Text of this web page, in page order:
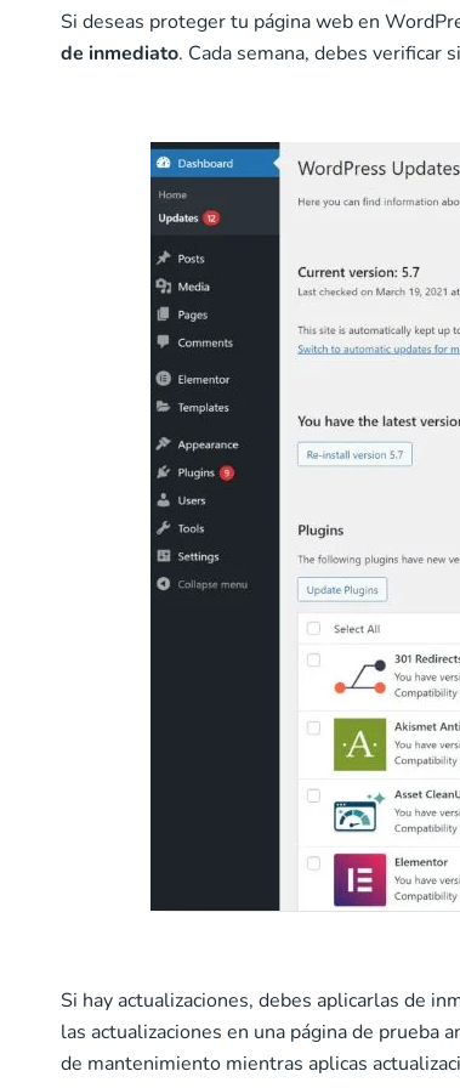
Si deseas proteger tu página web en
de inmediato. Cada semana, debes verificar
Si hay actualizaciones, debes aplicarlas de
las actualizaciones en una página de prueba
de mantenimiento mientras aplicas